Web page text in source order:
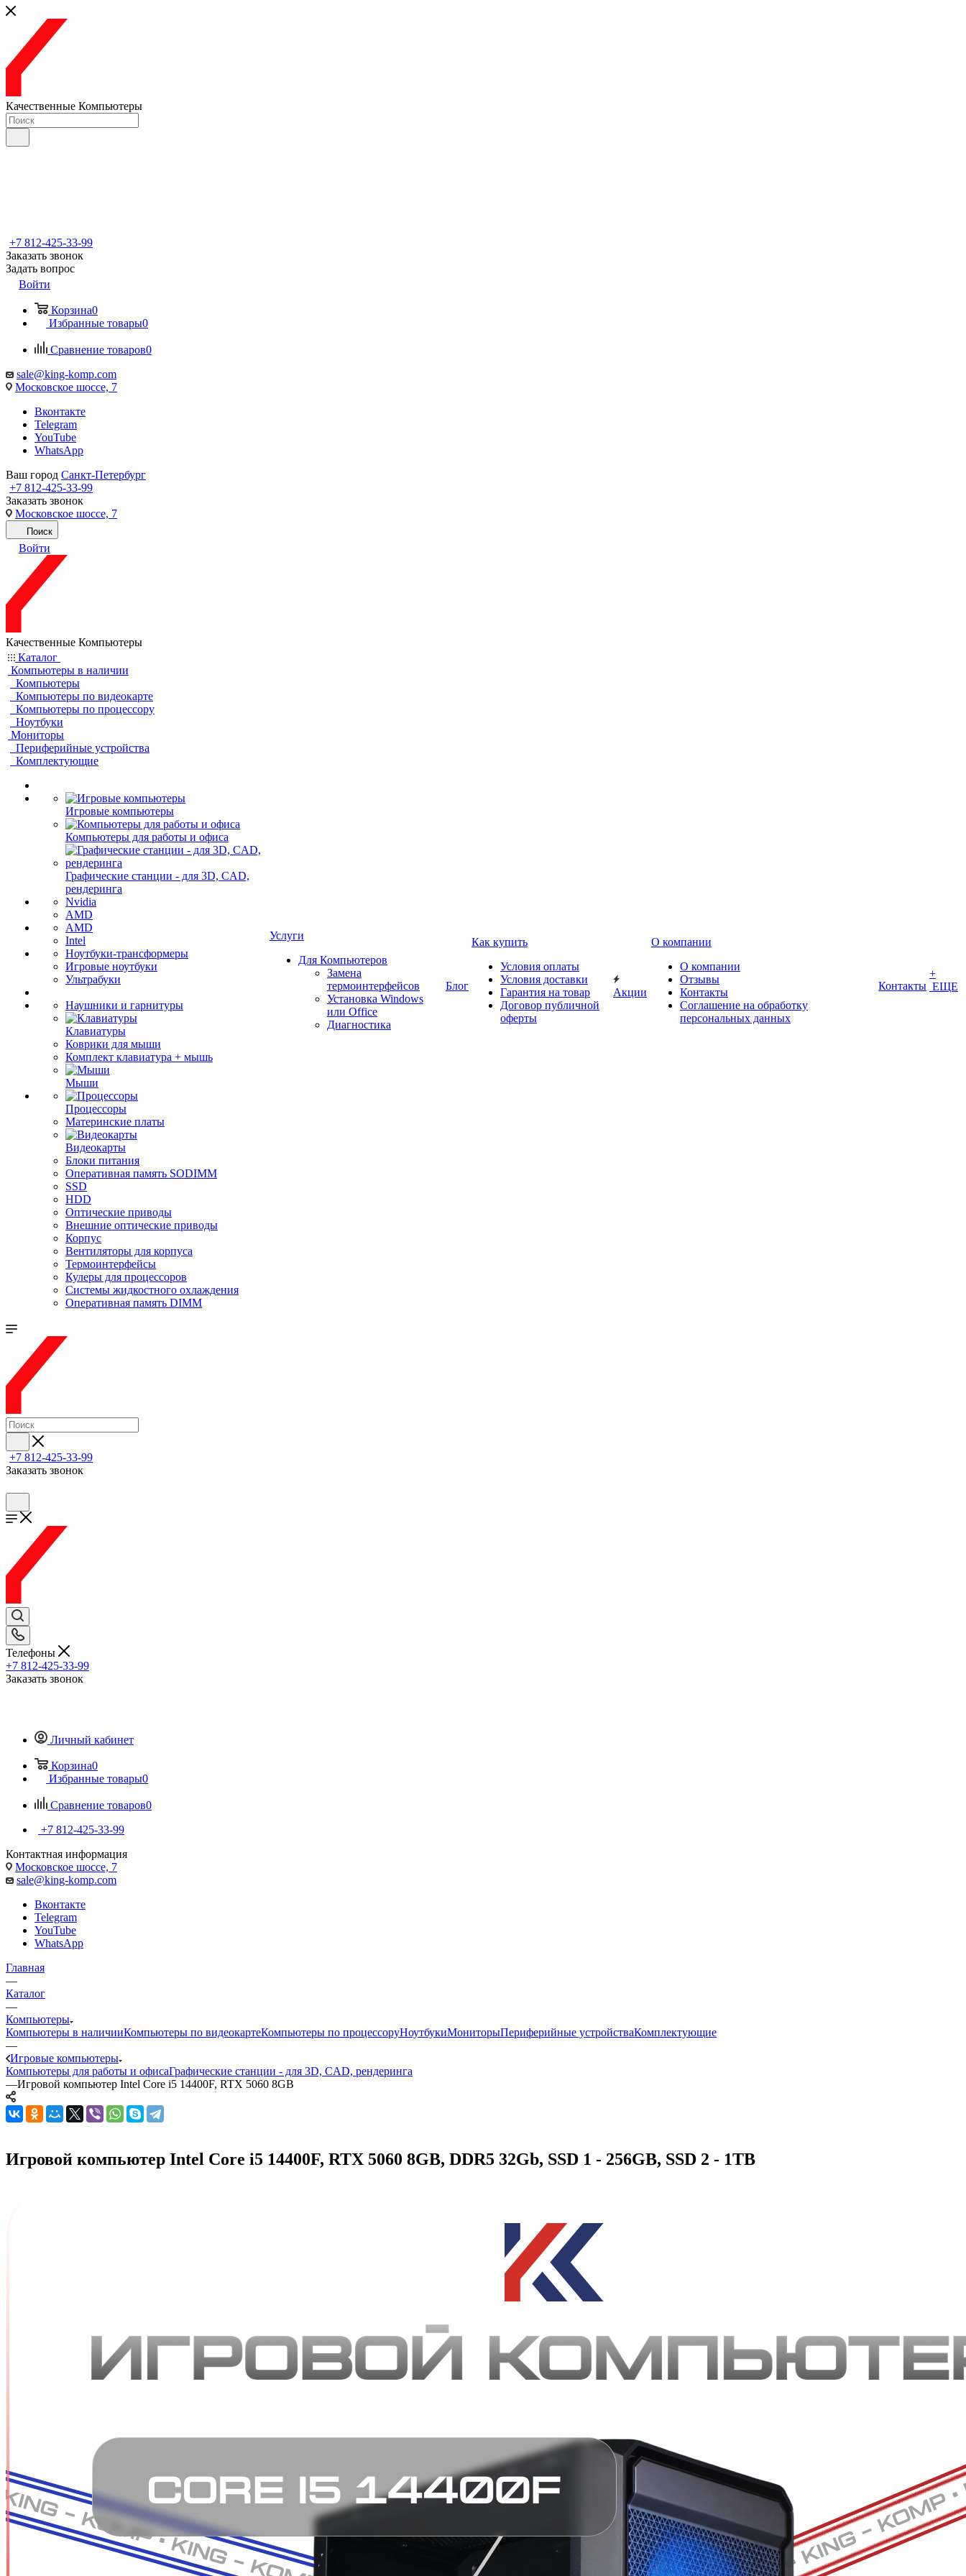
Качественные Компьютеры
+7 812-425-33-99
Заказать звонок
Задать вопрос
Войти
Корзина0
Избранные товары0
Сравнение товаров0
sale@king-komp.com
Московское шоссе, 7
Вконтакте
Telegram
YouTube
WhatsApp
Ваш город Санкт-Петербург
+7 812-425-33-99
Заказать звонок
Московское шоссе, 7
Поиск
Войти
Качественные Компьютеры
Каталог
Компьютеры в наличии
Компьютеры
Компьютеры по видеокарте
Компьютеры по процессору
Ноутбуки
Мониторы
Периферийные устройства
Комплектующие
Игровые компьютеры
Компьютеры для работы и офиса
Графические станции - для 3D, CAD,
рендеринга
Nvidia
AMD
AMD
Intel
Ноутбуки-трансформеры
Игровые ноутбуки
Ультрабуки
Наушники и гарнитуры
Клавиатуры
Коврики для мыши
Комплект клавиатура + мышь
Мыши
Процессоры
Материнские платы
Видеокарты
Блоки питания
Оперативная память SODIMM
SSD
HDD
Оптические приводы
Внешние оптические приводы
Корпус
Вентиляторы для корпуса
Термоинтерфейсы
Кулеры для процессоров
Системы жидкостного охлаждения
Оперативная память DIMM
Услуги
Для Компьютеров
Замена
термоинтерфейсов
Установка Windows
или Office
Диагностика
Блог
Как купить
Условия оплаты
Условия доставки
Гарантия на товар
Договор публичной
оферты
Акции
О компании
О компании
Отзывы
Контакты
Соглашение на обработку
персональных данных
Контакты
+
ЕЩЕ
+7 812-425-33-99
Заказать звонок
Телефоны
+7 812-425-33-99
Заказать звонок
Личный кабинет
Корзина0
Избранные товары0
Сравнение товаров0
+7 812-425-33-99
Контактная информация
Московское шоссе, 7
sale@king-komp.com
Вконтакте
Telegram
YouTube
WhatsApp
Главная
—
Каталог
—
Компьютеры
Компьютеры в наличииКомпьютеры по видеокартеКомпьютеры по процессоруНоутбукиМониторыПериферийные устройстваКомплектующие
—
Игровые компьютеры
Компьютеры для работы и офисаГрафические станции - для 3D, CAD, рендеринга
—Игровой компьютер Intel Core i5 14400F, RTX 5060 8GB
Игровой компьютер Intel Core i5 14400F, RTX 5060 8GB, DDR5 32Gb, SSD 1 - 256GB, SSD 2 - 1TB